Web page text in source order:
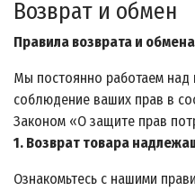
Возврат и обмен
Правила возврата и
Мы постоянно работаем над
соблюдение ваших прав в
Законом «О защите прав
1. Возврат товара
Ознакомьтесь с нашими